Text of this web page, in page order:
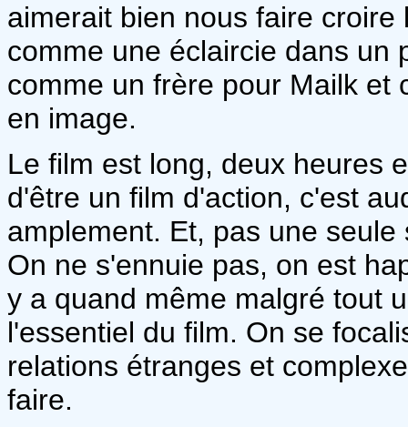
aimerait bien nous faire
comme une éclaircie dans un
comme un frère pour Mailk et
en image.
Le film est long, deux heures
d'être un film d'action, c'est
amplement. Et, pas une
On ne s'ennuie pas, on est
y a quand même malgré tout
l'essentiel du film. On se
relations étranges et
faire.